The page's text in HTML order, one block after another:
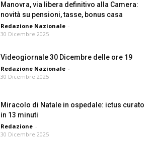
Manovra, via libera definitivo alla Camera:
novità su pensioni, tasse, bonus casa
Redazione Nazionale -
30 Dicembre 2025
Videogiornale 30 Dicembre delle ore 19
Redazione Nazionale -
30 Dicembre 2025
Miracolo di Natale in ospedale: ictus curato
in 13 minuti
Redazione -
30 Dicembre 2025